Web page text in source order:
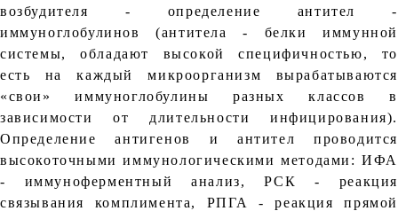
возбудителя - определение антител -
иммуноглобулинов (антитела - белки иммунной
системы, обладают высокой специфичностью, то
есть на каждый микроорганизм вырабатываются
«свои» иммуноглобулины разных классов в
зависимости от длительности инфицирования).
Определение антигенов и антител проводится
высокоточными иммунологическими методами: ИФА
- иммуноферментный анализ, РСК - реакция
связывания комплимента, РПГА - реакция прямой